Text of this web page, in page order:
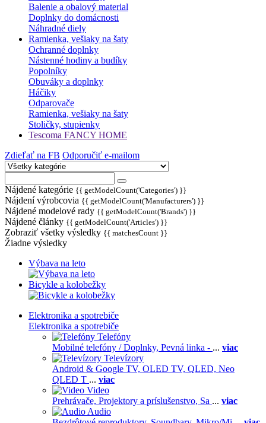
Balenie a obalový material
Doplnky do domácnosti
Náhradné diely
Ramienka, vešiaky na šaty
Ochranné doplnky
Nástenné hodiny a budíky
Popolníky
Obuváky a doplnky
Háčiky
Odparovače
Ramienka, vešiaky na šaty
Stoličky, stupienky
Tescoma FANCY HOME
Zdieľať na FB Odporučiť e-mailom
Nájdené kategórie {{ getModelCount('Categories') }}
Nájdení výrobcovia {{ getModelCount('Manufacturers') }}
Nájdené modelové rady {{ getModelCount('Brands') }}
Nájdené články {{ getModelCount('Articles') }}
Zobraziť všetky výsledky {{ matchesCount }}
Žiadne výsledky
Výbava na leto
Bicykle a kolobežky
Elektronika a spotrebiče
Elektronika a spotrebiče
Telefóny
Mobilné telefóny / Doplnky, Pevná linka - ... viac
Televízory
Android & Google TV, OLED TV, QLED, Neo
QLED T ... viac
Video
Prehrávače, Projektory a príslušenstvo, Sa ... viac
Audio